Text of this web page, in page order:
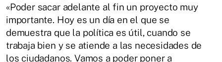
«Poder sacar adelante al fin un proyecto muy
importante. Hoy es un día en el que se
demuestra que la política es útil, cuando se
trabaja bien y se atiende a las necesidades de
los ciudadanos. Vamos a poder poner a